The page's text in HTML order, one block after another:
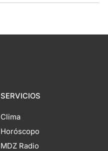
SERVICIOS
Clima
Horóscopo
MDZ Radio